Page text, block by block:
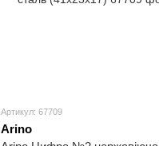
Артикул: 67709
Arino